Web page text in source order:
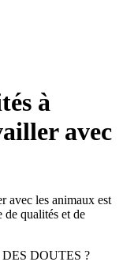
à
avec
avec les animaux est
qualités et de
DOUTES ?